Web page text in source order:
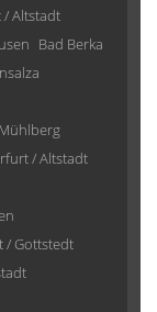
Altstadt
Bad Berka
/ Altstadt
/ Gottstedt